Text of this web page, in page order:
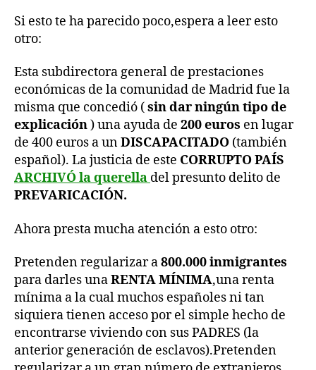
Si esto te ha parecido poco,espera a leer esto
otro:
Esta subdirectora general de prestaciones
económicas de la comunidad de Madrid fue la
misma que concedió (sin dar ningún tipo de
explicación) una ayuda de 200 euros en lugar
de 400 euros a unDISCAPACITADO (también
español). La justicia de este CORRUPTO PAÍS
ARCHIVÓ la querella del presunto delito de
PREVARICACIÓN.
Ahora presta mucha atención a esto otro:
Pretenden regularizar a800.000 inmigrantes
para darles unaRENTA MÍNIMA,una renta
mínima a la cual muchos españoles ni tan
siquiera tienen acceso por el simple hecho de
encontrarse viviendo con sus PADRES (la
anterior generación de esclavos).Pretenden